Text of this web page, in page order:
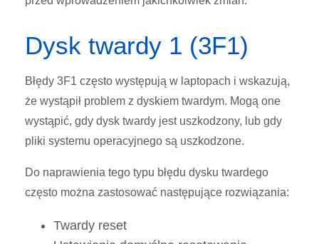
Dysk twardy 1 (3F1)
Błędy 3F1 często występują w laptopach i wskazują,
że wystąpił problem z dyskiem twardym. Mogą one
wystąpić, gdy dysk twardy jest uszkodzony, lub gdy
pliki systemu operacyjnego są uszkodzone.
Do naprawienia tego typu błędu dysku twardego
często można zastosować następujące rozwiązania:
Twardy reset